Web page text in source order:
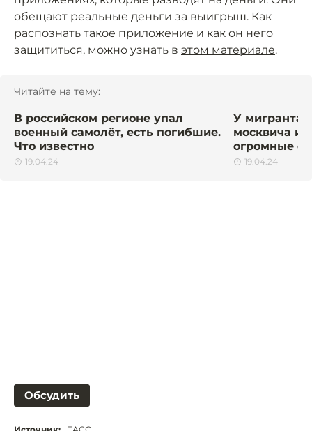
обещают реальные деньги за выигрыш. Как
распознать такое приложение и как он него
защититься, можно узнать в этом материале.
Читайте на тему:
В российском регионе упал
военный самолёт, есть погибшие.
Что известно
19.04.24
У мигранта,
москвича
огромные
19.04.24
Обсудить